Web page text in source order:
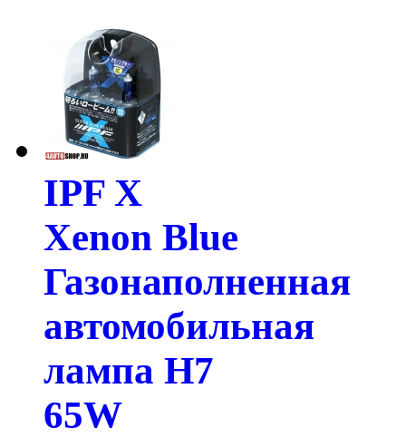
IPF X
Xenon Blue
Газонаполненная
автомобильная
лампа H7
65W